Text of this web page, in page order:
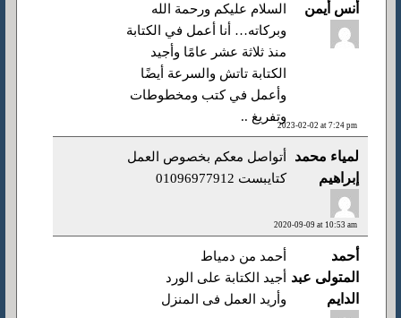
أنس أيمن
2023-02-02 at 7:24 pm
السلام عليكم ورحمة الله
وبركاته… أنا أعمل في الكتابة
منذ ثلاثة عشر عامًا وأجيد
الكتابة تاتش والسرعة أيضًا
وأعمل في كتب ومخطوطات
وتفريغ ..
لمياء محمد
إبراهيم
2020-09-09 at 10:53 am
أتواصل معكم بخصوص العمل
كتايبست 01096977912
أحمد
المتولى عبد
الدايم
أحمد من دمياط
أجيد الكتابة على الورد
وأريد العمل فى المنزل